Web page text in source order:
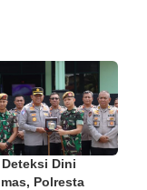
Dini
Polresta